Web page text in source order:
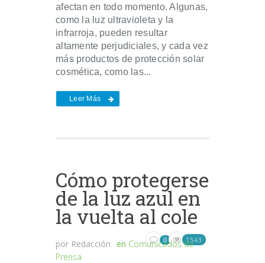
afectan en todo momento. Algunas,
como la luz ultravioleta y la
infrarroja, pueden resultar
altamente perjudiciales, y cada vez
más productos de protección solar
cosmética, como las...
Leer Más
Cómo protegerse
de la luz azul en
la vuelta al cole
por Redacción en Comunicados de
Prensa
0 1543